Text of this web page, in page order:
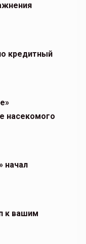
кредитный
насекомого
начал
к вашим